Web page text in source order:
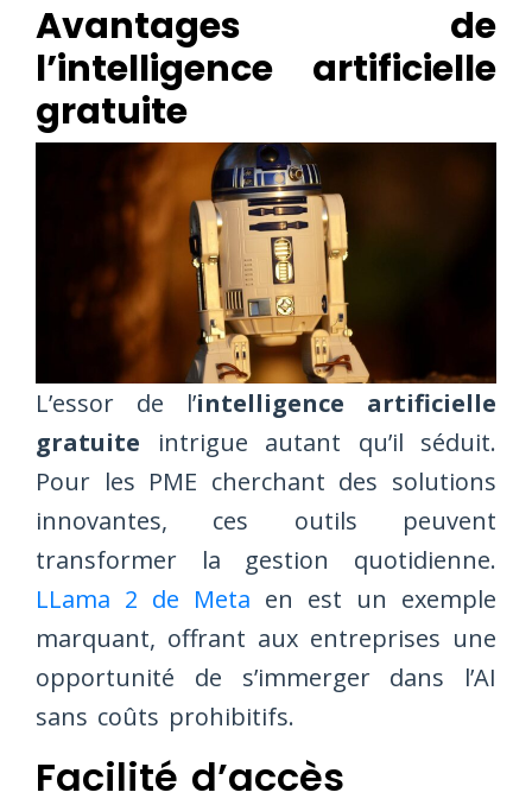
Avantages de
l’intelligence artificielle
gratuite
L’essor de l’intelligence artificielle
gratuite intrigue autant qu’il séduit.
Pour les PME cherchant des solutions
innovantes, ces outils peuvent
transformer la gestion quotidienne.
LLama 2 de Meta en est un exemple
marquant, offrant aux entreprises une
opportunité de s’immerger dans l’AI
sans coûts prohibitifs.
Facilité d’accès